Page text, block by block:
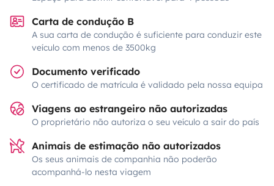
Carta de condução B
A sua carta de condução é suficiente para conduzir este
veículo com menos de 3500kg
Documento verificado
O certificado de matrícula é validado pela nossa equipa
Viagens ao estrangeiro não autorizadas
O proprietário não autoriza o seu veículo a sair do país
Animais de estimação não autorizados
Os seus animais de companhia não poderão
acompanhá-lo nesta viagem